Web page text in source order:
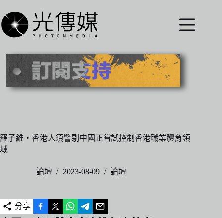
至
主
內
羅子維・香港人須警剔中國正嘗試控制香港職業體育領
域
論壇 2023-08-09 論壇
分享